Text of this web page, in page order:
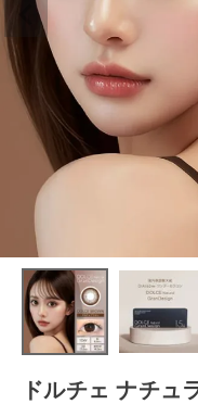
ドルチェ ナチュ